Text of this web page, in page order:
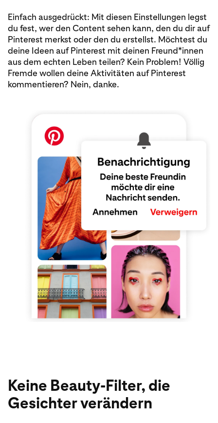
Einfach ausgedrückt: Mit diesen Einstellungen legst
du fest, wer den Content sehen kann, den du dir auf
Pinterest merkst oder den du erstellst. Möchtest du
deine Ideen auf Pinterest mit deinen Freund*innen
aus dem echten Leben teilen? Kein Problem! Völlig
Fremde wollen deine Aktivitäten auf Pinterest
kommentieren? Nein, danke.
Keine Beauty-Filter, die
Gesichter verändern